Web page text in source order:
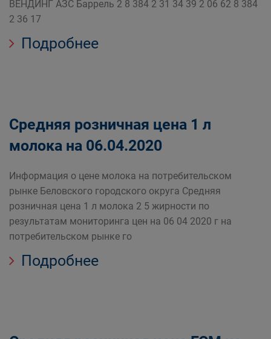
ВЕНДИНГ АЗС Баррель 2 8 384 2 31 34 39 2 06 62 8 384
2 36 17
Подробнее
Средняя розничная цена 1 л
молока на 06.04.2020
Информация о цене молока на потребительском
рынке Беловского городского округа Средняя
розничная цена 1 л молока 2 5 жирности по
результатам мониторинга цен на 06 04 2020 г на
потребительском рынке го
Подробнее